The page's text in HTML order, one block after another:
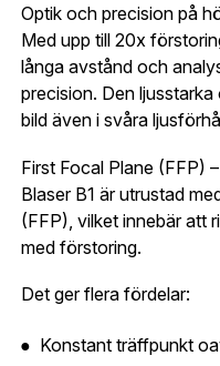
Optik och precision på
Med upp till 20x
långa avstånd och
precision. Den
bild även i svåra
First Focal Plane (FFP)
Blaser B1 är utrustad
(FFP), vilket innebär att
med förstoring.
Det ger flera fördelar:
Konstant träffpunkt
Skapa konto och
Är du företag eller
konto hos oss får du
översikt över dina
uppgifter.
oss så hjälper vi dig
Ort:*
Telefon:*
Land:
E-post:*
Jag godkänner att
integritetspolicyn.